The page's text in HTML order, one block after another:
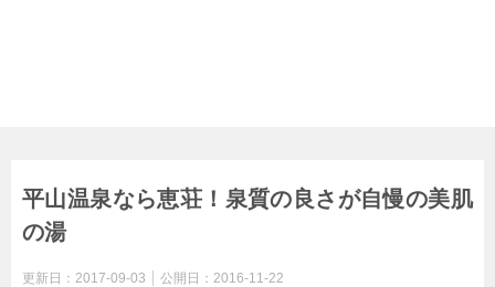
平山温泉なら恵荘！泉質の良さが自慢の美肌
の湯
更新日： 2017-09-03 公開日： 2016-11-22